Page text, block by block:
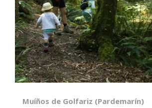
Muíños de Golfariz (Pardemarín)